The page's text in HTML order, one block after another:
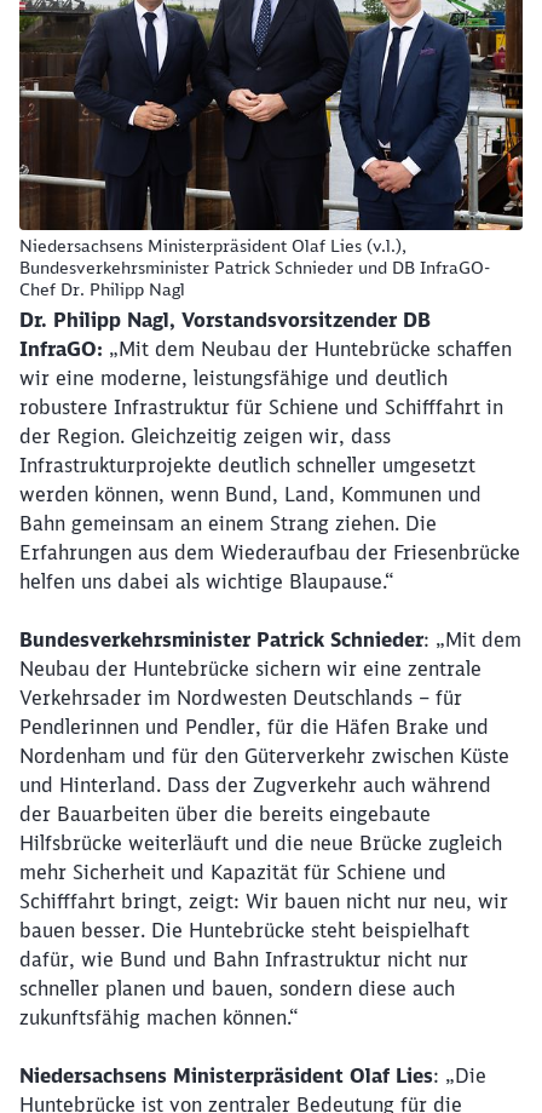
Niedersachsens Ministerpräsident Olaf Lies (v.l.),
Bundesverkehrsminister Patrick Schnieder und DB InfraGO-
Chef Dr. Philipp Nagl
Dr. Philipp Nagl, Vorstandsvorsitzender DB
InfraGO: „Mit dem Neubau der Huntebrücke schaffen
wir eine moderne, leistungsfähige und deutlich
robustere Infrastruktur für Schiene und Schifffahrt in
der Region. Gleichzeitig zeigen wir, dass
Infrastrukturprojekte deutlich schneller umgesetzt
werden können, wenn Bund, Land, Kommunen und
Bahn gemeinsam an einem Strang ziehen. Die
Erfahrungen aus dem Wiederaufbau der Friesenbrücke
helfen uns dabei als wichtige Blaupause.“
Bundesverkehrsminister Patrick Schnieder: „Mit dem
Neubau der Huntebrücke sichern wir eine zentrale
Verkehrsader im Nordwesten Deutschlands – für
Pendlerinnen und Pendler, für die Häfen Brake und
Nordenham und für den Güterverkehr zwischen Küste
und Hinterland. Dass der Zugverkehr auch während
der Bauarbeiten über die bereits eingebaute
Hilfsbrücke weiterläuft und die neue Brücke zugleich
mehr Sicherheit und Kapazität für Schiene und
Schifffahrt bringt, zeigt: Wir bauen nicht nur neu, wir
bauen besser. Die Huntebrücke steht beispielhaft
dafür, wie Bund und Bahn Infrastruktur nicht nur
schneller planen und bauen, sondern diese auch
zukunftsfähig machen können.“
Niedersachsens Ministerpräsident Olaf Lies: „Die
Huntebrücke ist von zentraler Bedeutung für die